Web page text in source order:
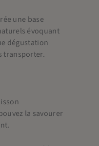
une base
évoquant
dégustation
transporter.
la savourer